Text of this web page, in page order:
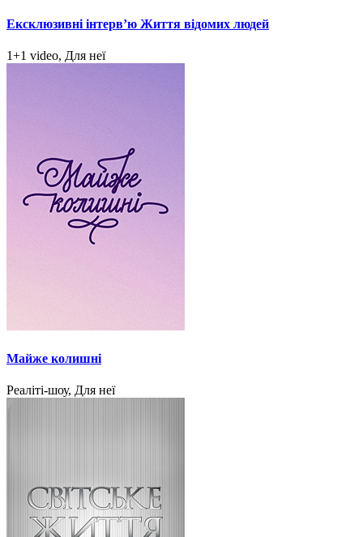
Ексклюзивні інтерв’ю Життя відомих людей
1+1 video, Для неї
Майже колишні
Реаліті-шоу, Для неї